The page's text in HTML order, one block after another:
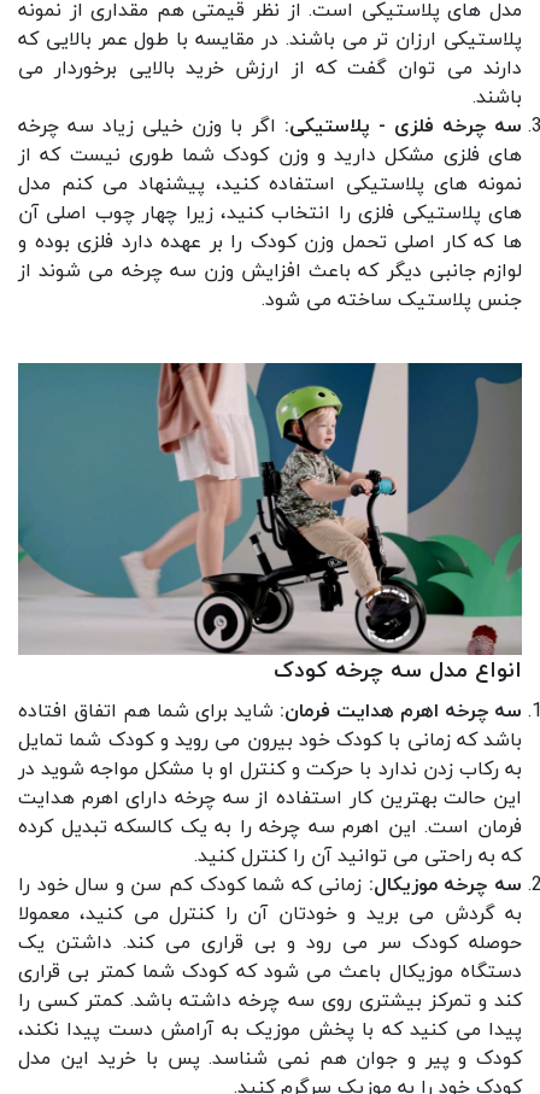
مدل های پلاستیکی است. از نظر قیمتی هم مقداری از نمونه
پلاستیکی ارزان تر می باشند. در مقایسه با طول عمر بالایی که
دارند می توان گفت که از ارزش خرید بالایی برخوردار می
باشند.
سه چرخه فلزی - پلاستیکی: اگر با وزن خیلی زیاد سه چرخه
های فلزی مشکل دارید و وزن کودک شما طوری نیست که از
نمونه های پلاستیکی استفاده کنید، پیشنهاد می کنم مدل
های پلاستیکی فلزی را انتخاب کنید، زیرا چهار چوب اصلی آن
ها که کار اصلی تحمل وزن کودک را بر عهده دارد فلزی بوده و
لوازم جانبی دیگر که باعث افزایش وزن سه چرخه می شوند از
جنس پلاستیک ساخته می شود.
انواع مدل سه چرخه کودک
سه چرخه اهرم هدایت فرمان: شاید برای شما هم اتفاق افتاده
باشد که زمانی با کودک خود بیرون می روید و کودک شما تمایل
به رکاب زدن ندارد با حرکت و کنترل او با مشکل مواجه شوید در
این حالت بهترین کار استفاده از سه چرخه دارای اهرم هدایت
فرمان است. این اهرم سه چرخه را به یککالسکهتبدیل کرده
که به راحتی می توانید آن را کنترل کنید.
سه چرخه موزیکال: زمانی که شما کودک کم سن و سال خود را
به گردش می برید و خودتان آن را کنترل می کنید، معمولا
حوصله کودک سر می رود و بی قراری می کند. داشتن یک
دستگاه موزیکال باعث می شود که کودک شما کمتر بی قراری
کند و تمرکز بیشتری روی سه چرخه داشته باشد. کمتر کسی را
پیدا می کنید که با پخش موزیک به آرامش دست پیدا نکند،
کودک و پیر و جوان هم نمی شناسد. پس با خرید این مدل
کودک خود را به موزیک سرگرم کنید.